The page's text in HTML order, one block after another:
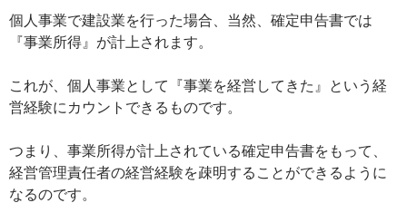
個人事業で建設業を行った場合、当然、確定申告書では
『事業所得』が計上されます。
これが、個人事業として『事業を経営してきた』という経
営経験にカウントできるものです。
つまり、事業所得が計上されている確定申告書をもって、
経営管理責任者の経営経験を疎明することができるように
なるのです。